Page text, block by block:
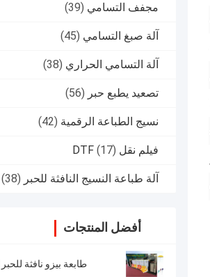
مجفف التسامي (39)
آلة صبغ التسامي (45)
آلة التسامي الحراري (38)
تصعيد يطبع حبر (56)
نسيج الطباعة الرقمية (42)
فيلم نقل DTF (17)
آلة طباعة النسيج النافثة للحبر (38)
أفضل المنتجات
طابعة بيزو نافثة